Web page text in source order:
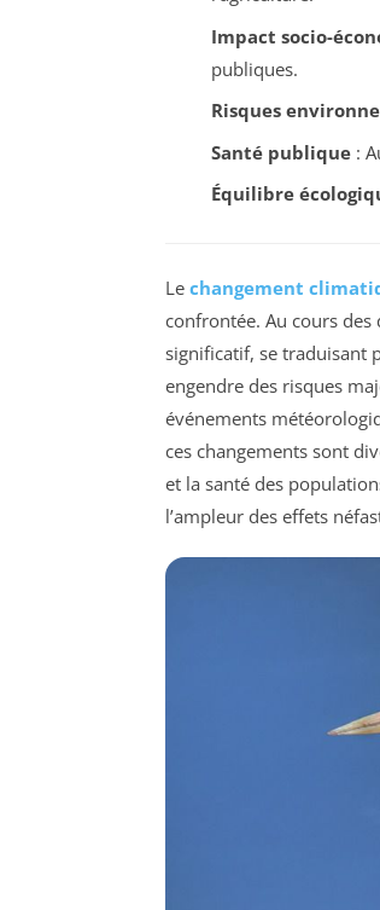
Impact socio-
publiques.
Risques
Santé publique:
Équilibre
Le changement
confrontée. Au cours
significatif, se traduisant
engendre des risques
événements
ces changements sont
et la santé des
l’ampleur des effets